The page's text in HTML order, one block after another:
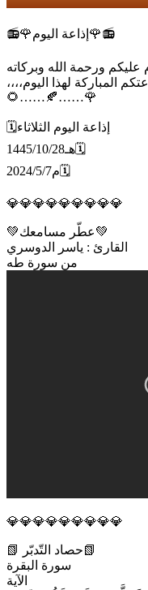
📻🌹إذاعة اليوم🌹📻
عليكم ورحمة الله وبركاته
المباركة لهذا اليوم،،،،‏
🌻‏……🍂……🌹
🗓إذاعة اليوم الثلاثاء
1445/10/28هـ🗓
2024/5/7م🗓
💎💎💎💎💎💎💎💎💎
💚عطّر مسامعك💚
القارئ : ياسر الدوسري
من سورة طه
💎💎💎💎💎💎💎💎💎
📗 حصاد التّدبّر📗
سورة البقرة
الآية